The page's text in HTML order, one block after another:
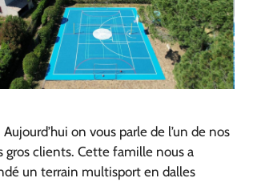
on vous parle de l’un de nos
gros clients. Cette famille nous a
un terrain multisport en dalles